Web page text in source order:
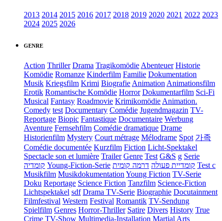
2013 2014 2015 2016 2017 2018 2019 2020 2021 2022 2023
2024 2025 2026
GENRE
Action Thriller Drama Tragikomödie Abenteuer Historie
Komödie Romanze Kinderfilm Familie Dokumentation
Musik Kriegsfilm Krimi Biografie Animation Animationsfilm
Erotik Romantische Komödie Horror Dokumentarfilm Sci-Fi
Musical Fantasy Roadmovie Krimikomödie Animation.
Comedy test Documentary Comédie Jugendmagazin TV-
Reportage Biopic Fantastique Documentaire Werbung
Aventure Fernsehfilm Comédie dramatique Drame
Historienfilm Mystery Court métrage Mélodrame Spot 가족
Comédie documentée Kurzfilm Fiction Licht-Spektakel
Spectacle son et lumière Trailer Genre Test G&S g Serie
קומדיה Young-Fiction-Serie קומדיית פעולה דרמה קומית
Test c
Musikfilm Musikdokumentation Young Fiction TV-Serie
Doku Reportage Science Fiction Tanzfilm Science-Fiction
Lichtspektakel sdf Drama TV-Serie Biographie Docutainment
Filmfestival Western Festival Romantik TV-Sendung
Spielfilm Genres Horror-Thriller Satire Divers History True
Crime TV-Show Multimedia-Installation Martial Arts